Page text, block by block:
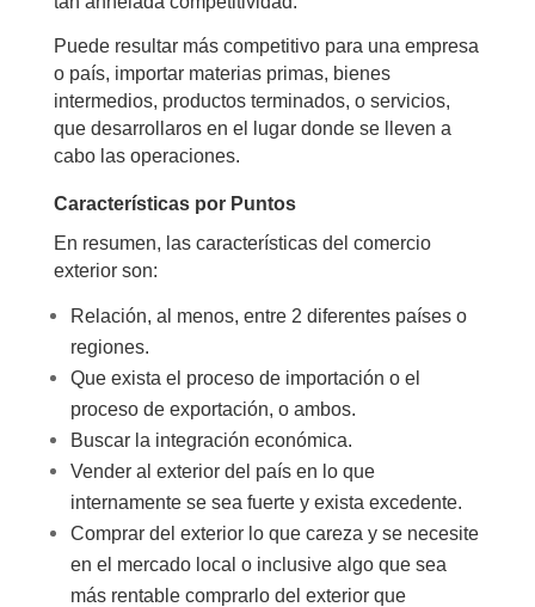
Puede resultar más competitivo para una empresa
o país, importar materias primas, bienes
intermedios, productos terminados, o servicios,
que desarrollaros en el lugar donde se lleven a
cabo las operaciones.
Características por Puntos
En resumen, las características del comercio
exterior son:
Relación, al menos, entre 2 diferentes países o
regiones.
Que exista el proceso de importación o el
proceso de exportación, o ambos.
Buscar la integración económica.
Vender al exterior del país en lo que
internamente se sea fuerte y exista excedente.
Comprar del exterior lo que careza y se necesite
en el mercado local o inclusive algo que sea
más rentable comprarlo del exterior que